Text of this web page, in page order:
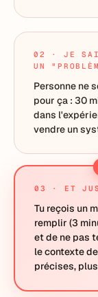
02 · JE
UN
Personne ne
pour ça : 30
dans
vendre un
03 · ET
Tu reçois un
remplir (3
et de ne pas
le contexte
précises,